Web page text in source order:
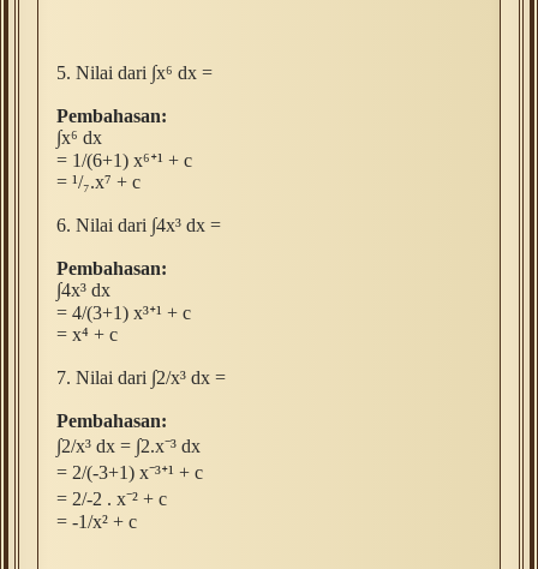
5. Nilai dari ∫x⁶ dx =
Pembahasan:
∫x⁶ dx
= 1/(6+1) x⁶ᐩ¹ + c
= ¹/₇.x⁷ + c
6. Nilai dari ∫4x³ dx =
Pembahasan:
∫4x³ dx
= 4/(3+1) x³ᐩ¹ + c
= x⁴ + c
7. Nilai dari ∫2/x³ dx =
Pembahasan:
∫2/x³ dx = ∫2.x⁻³ dx
= 2/(-3+1) x⁻³ᐩ¹ + c
= 2/-2 . x⁻² + c
= -1/x² + c